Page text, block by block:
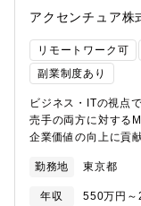
のPDF化、各種分析
ル開発・Webページ
支える管理系業務を
川】みなとみらい、
歴例-BPOサービス/
験-ITサービス/コン
ロジェクトマネジメ
ドやプロジェクトマ
チームリードやマネ
験-小売業界／アパ
理／購買等の事務チ
アクセンチュア株
リモートワーク可
副業制度あり
ビジネス・ITの視点
売手の両方に対する
企業価値の向上に貢
では日本企業の海外
行います。その際に
勤務地 東京都
年収 550万円～